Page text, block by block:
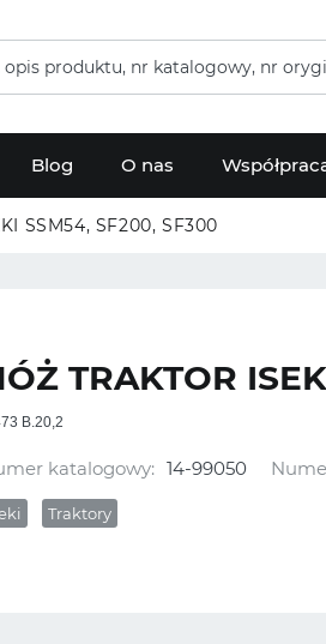
Blog O nas
SSM54, SF200, SF300
TRAKTOR
B.20,2
katalogowy: 14-99050
Traktory